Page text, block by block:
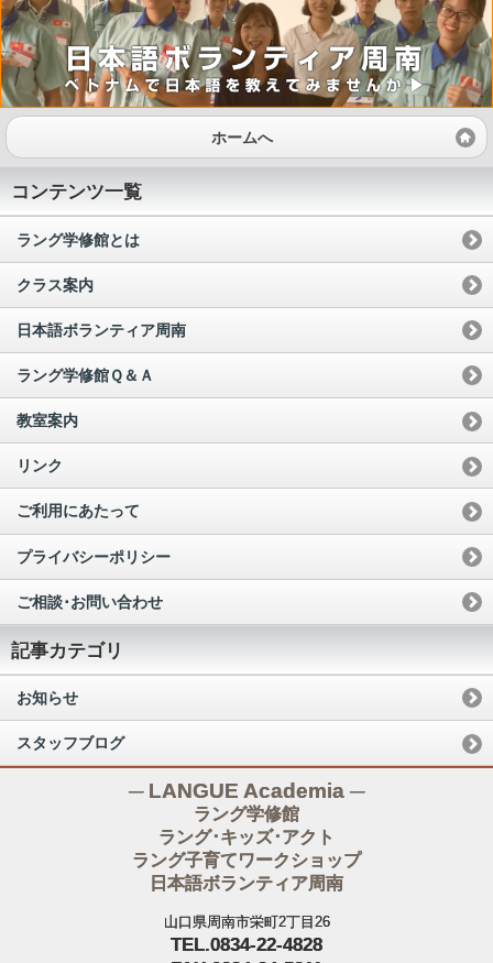
ホームへ
コンテンツ一覧
ラング学修館とは
クラス案内
日本語ボランティア周南
ラング学修館Ｑ＆Ａ
教室案内
リンク
ご利用にあたって
プライバシーポリシー
ご相談･お問い合わせ
記事カテゴリ
お知らせ
スタッフブログ
─ LANGUE Academia ─
ラング学修館
ラング･キッズ･アクト
ラング子育てワークショップ
日本語ボランティア周南
山口県周南市栄町2丁目26
TEL.0834-22-4828